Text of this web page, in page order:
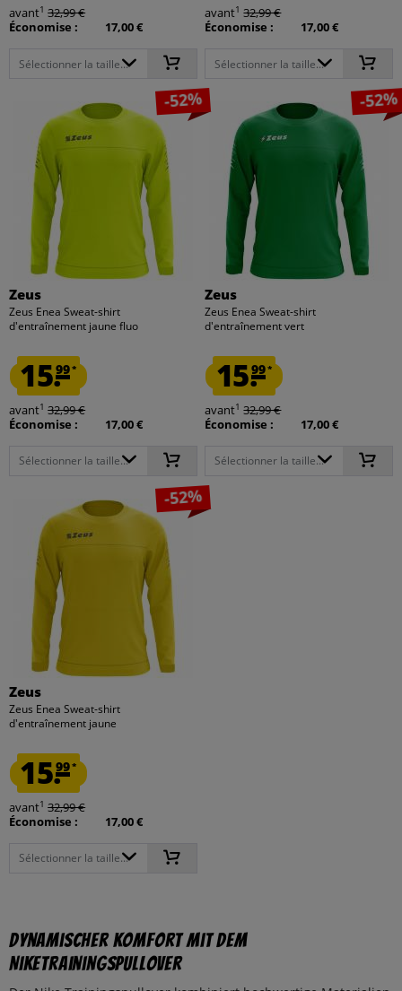
avant1 32,99 €
Économise :
17,00 €
Sélectionner la taille...
avant1 32,99 €
Économise :
17,00 €
Sélectionner la taille...
-52%
Zeus
Zeus Enea Sweat-shirt
d'entraînement jaune fluo
15.99*
avant1 32,99 €
Économise :
17,00 €
Sélectionner la taille...
-52%
Zeus
Zeus Enea Sweat-shirt
d'entraînement vert
15.99*
avant1 32,99 €
Économise :
17,00 €
Sélectionner la taille...
-52%
Zeus
Zeus Enea Sweat-shirt
d'entraînement jaune
15.99*
avant1 32,99 €
Économise :
17,00 €
Sélectionner la taille...
Dynamischer Komfort mit dem
NikeTrainingspullover